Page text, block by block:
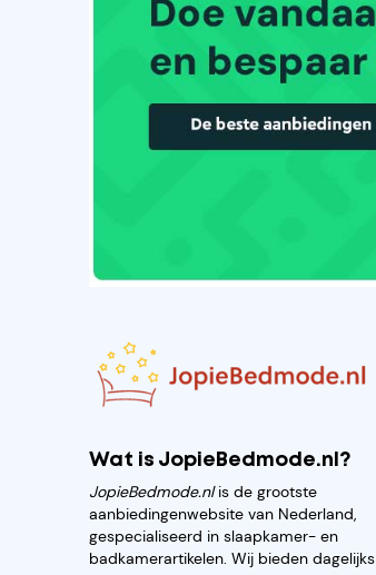
Wat is JopieBedmode.nl?
JopieBedmode.nlis de grootste
aanbiedingenwebsite van Nederland,
gespecialiseerd in slaapkamer- en
badkamerartikelen. Wij bieden dagelijks